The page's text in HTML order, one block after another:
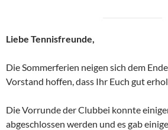
Liebe Tennisfreunde,
Die Sommerferien neigen sich dem
Vorstand hoffen, dass Ihr Euch gut
Die Vorrunde der Clubbei konnte
abgeschlossen werden und es gab